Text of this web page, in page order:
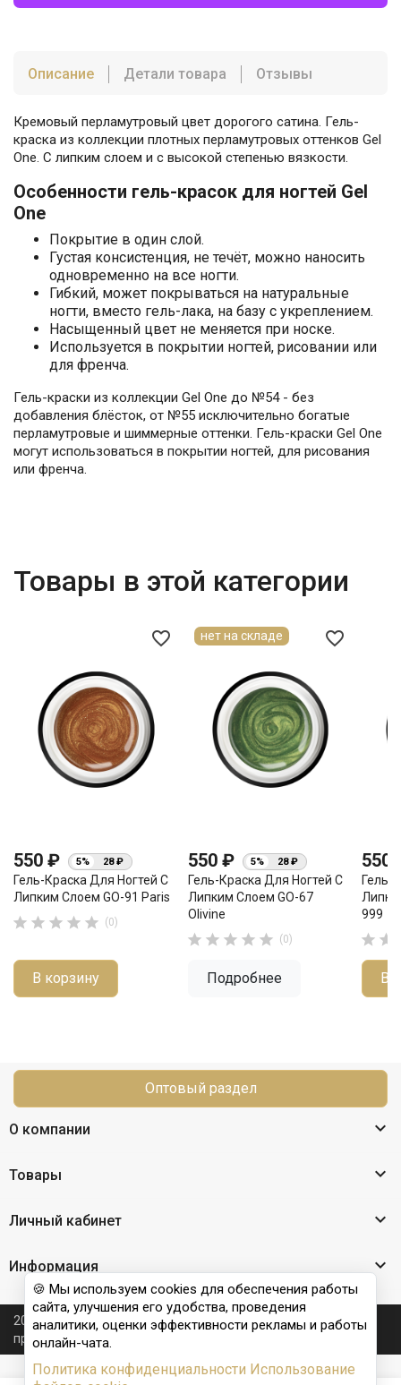
Описание Детали товара Отзывы
Кремовый перламутровый цвет дорогого сатина. Гель-
краска из коллекции плотных перламутровых оттенков Gel
One. С липким слоем и с высокой степенью вязкости.
Особенности гель-красок для ногтей Gel
One
Покрытие в один слой.
Густая консистенция, не течёт, можно наносить
одновременно на все ногти.
Гибкий, может покрываться на натуральные
ногти, вместо гель-лака, на базу с укреплением.
Насыщенный цвет не меняется при носке.
Используется в покрытии ногтей, рисовании или
для френча.
Гель-краски из коллекции Gel One до №54 - без
добавления блёсток, от №55 исключительно богатые
перламутровые и шиммерные оттенки. Гель-краски Gel One
могут использоваться в покрытии ногтей, для рисования
или френча.
Товары в этой категории
favorite_border
550 ₽ 5% 28 ₽
Гель-Краска Для Ногтей С
Липким Слоем GO-91 Paris
     (0)
В корзину
favorite_border
550 ₽ 5% 28 ₽
Гель-Краска Для Ногтей С
Липким Слоем GO-67
Olivine
     (0)
Подробнее
нет на складе
550
Гель-
999
 
В
Оптовый раздел
О компании 
Товары 
Личный кабинет 
Информация 
2026 © Nail Club professional - официальный сайт
производителя бренда для наращивания ногтей
🍪 Мы используем cookies для обеспечения работы
сайта, улучшения его удобства, проведения
аналитики, оценки эффективности рекламы и работы
онлайн-чата.
Политика конфиденциальности Использование